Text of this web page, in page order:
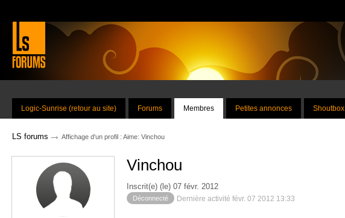
Logic-Sunrise (retour au site) Forums Membres Petites annonces Shoutbox
LS forums → Affichage d'un profil : Aime: Vinchou
Vinchou
Inscrit(e) (le) 07 févr. 2012
Déconnecté Dernière activité févr. 07 2012 13:33